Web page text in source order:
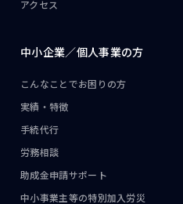
アクセス
中小企業／個人事業の方
こんなことでお困りの方
実績・特徴
手続代行
労務相談
助成金申請サポート
中小事業主等の特別加入労災